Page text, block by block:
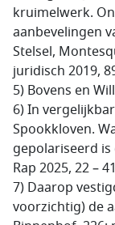
kruimelwerk.
aanbevelingen
Stelsel,
juridisch 2019,
5) Bovens en
6) In
Spookkloven.
gepolariseerd
Rap 2025, 22 –
7) Daarop
voorzichtig) de